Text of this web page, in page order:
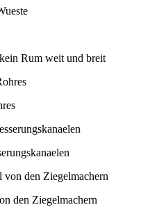
Rum weit und breit
den Ziegelmachern